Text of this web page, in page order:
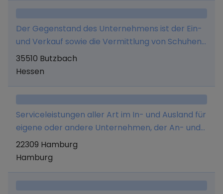
Der Gegenstand des Unternehmens ist der Ein-
und Verkauf sowie die Vermittlung von Schuhen,
Textilien und Accessoires aller Art.
35510 Butzbach
Hessen
Serviceleistungen aller Art im In- und Ausland für
eigene oder andere Unternehmen, der An- und
Verkauf von Waren aller Art, insbesondere von
Bürobedarf und Möbeln, sowie die Vermittlung
22309 Hamburg
Hamburg